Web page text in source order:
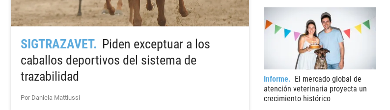
SIGTRAZAVET
Piden exceptuar a los
caballos deportivos del sistema de
trazabilidad
Por Daniela Mattiussi
Informe
El mercado global de
atención veterinaria proyecta un
crecimiento histórico